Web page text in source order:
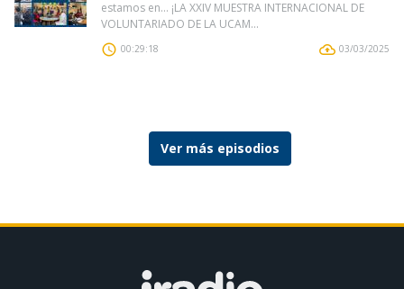
estamos en… ¡LA XXIV MUESTRA INTERNACIONAL DE
VOLUNTARIADO DE LA UCAM...
00:29:18 03/03/2025
Ver más episodios